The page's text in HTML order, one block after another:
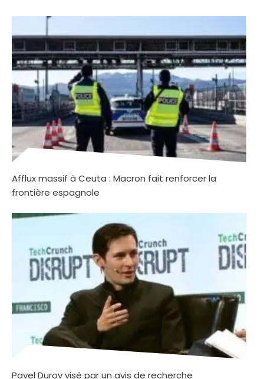
Afflux massif à Ceuta : Macron fait renforcer la
frontière espagnole
Pavel Durov visé par un avis de recherche